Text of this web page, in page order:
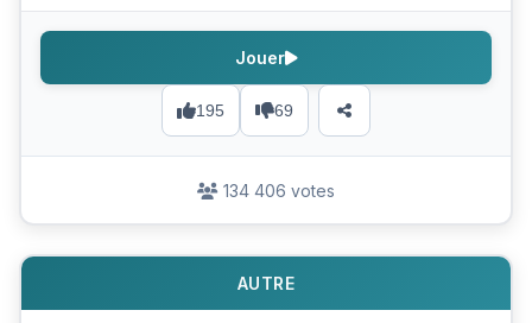
195 69
Jouer
134 406 votes
AUTRE